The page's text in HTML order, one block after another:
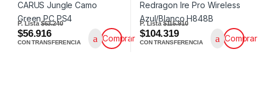
P. Lista$63.240
$56.916
CON TRANSFERENCIA Comprar
P. Lista$115.910
$104.319
CON TRANSFERENCIA Comprar